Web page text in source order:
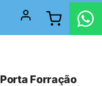
Forração